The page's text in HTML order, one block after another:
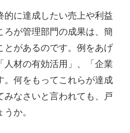
的に達成したい売上や利益
ろが管理部門の成果は、簡
とがあるのです。例をあげ
人材の有効活用」、「企業
。何をもってこれらが達成
みなさいと言われても、戸
か。